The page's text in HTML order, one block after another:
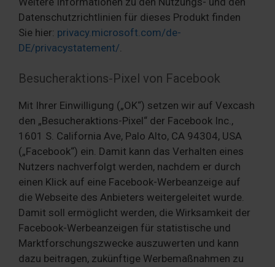
Datenschutzrichtlinien für dieses Produkt finden
Sie hier: privacy.microsoft.com/de-
DE/privacystatement/
Besucheraktions-Pixel von Facebook
Mit Ihrer Einwilligung („OK“) setzen wir auf Vexcash
den „Besucheraktions-Pixel“ der Facebook Inc.,
1601 S. California Ave, Palo Alto, CA 94304, USA
(„Facebook“) ein. Damit kann das Verhalten eines
Nutzers nachverfolgt werden, nachdem er durch
einen Klick auf eine Facebook-Werbeanzeige auf
die Webseite des Anbieters weitergeleitet wurde.
Damit soll ermöglicht werden, die Wirksamkeit der
Facebook-Werbeanzeigen für statistische und
Marktforschungszwecke auszuwerten und kann
dazu beitragen, zukünftige Werbemaßnahmen zu